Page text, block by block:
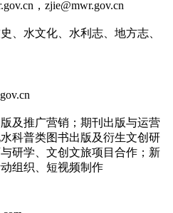
，zjie@mwr.gov.cn
、水文化、水利志、地方志、
及推广营销；期刊出版与运营
科普类图书出版及衍生文创研
研学、文创文旅项目合作；新
组织、短视频制作